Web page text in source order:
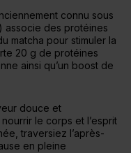
connu sous
associe des protéines
matcha pour stimuler la
20 g de protéines
ainsi qu’un boost de
douce et
le corps et l’esprit
traversiez l’après-
en pleine